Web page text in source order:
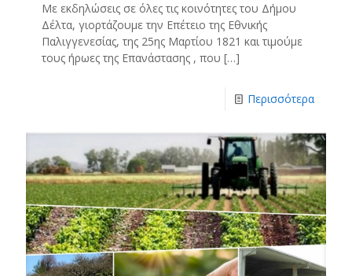
Με εκδηλώσεις σε όλες τις κοινότητες του Δήμου
Δέλτα, γιορτάζουμε την Επέτειο της Εθνικής
Παλιγγενεσίας, της 25ης Μαρτίου 1821 και τιμούμε
τους ήρωες της Επανάστασης , που […]
Περισσότερα